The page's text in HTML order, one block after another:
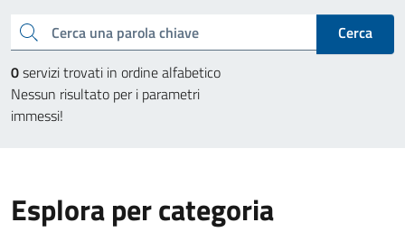
Cerca una parola chiave
Cerca
0servizi trovati in ordine alfabetico
Nessun risultato per i parametri
immessi!
Esplora per categoria